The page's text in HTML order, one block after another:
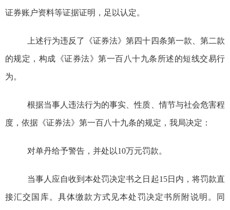
证券账户资料等证据证明 ，足以认定。
上述行为违反 了 《证券法》第四十四条第一款、第二款
的规定，构成《证券法》第一百八十九条所述的短线交易行
为。
根据当事人违法行为的事实、性质、情节与社会危害程
度，依据《证券法》第一百八十九条的规定，我局决定：
对单丹给予警告，并处以10万元罚款。
当事人应自收到本处罚决定书之日起15日内，将罚款直
接汇交国库。具体缴款方式见本处罚决定书所附说明。同